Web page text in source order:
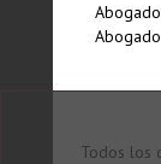
Todos los